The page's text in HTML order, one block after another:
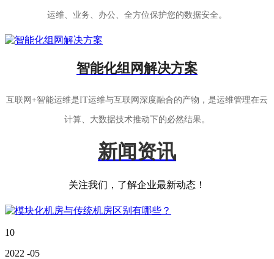
运维、业务、办公、全方位保护您的数据安全。
智能化组网解决方案
互联网+智能运维是IT运维与互联网深度融合的产物，是运维管理在云
计算、大数据技术推动下的必然结果。
新闻资讯
关注我们，了解企业最新动态！
10
2022 -05